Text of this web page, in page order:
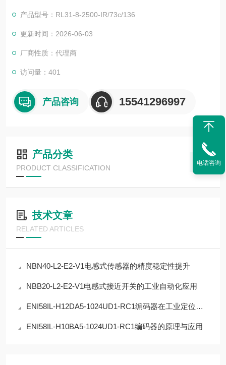
代化电控设备。
服务行业涉及冶金、石油、化工、纺织、食品、制药、电力、环
德国倍加福光电传感器RL31-8-2500-IR/73c/13
产品型号：RL31-8-2500-IR/73c/136
更新时间：2026-06-03
厂商性质：代理商
访问量：401
产品咨询 15541296997
产品分类
PRODUCT CLASSIFICATION
技术文章
RELATED ARTICLES
NBN40-L2-E2-V1电感式传感器的精度稳定性提升
NBB20-L2-E2-V1电感式接近开关的工业自动化应用
ENI58IL-H12DA5-1024UD1-RC1编码器在工业定位中的应用
ENI58IL-H10BA5-1024UD1-RC1编码器的原理与应用
电话咨询